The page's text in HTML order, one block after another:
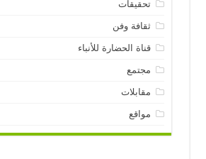
تحقيقات
ثقافة وفن
قناة الحضارة للأنباء
مجتمع
مقابلات
مواقع